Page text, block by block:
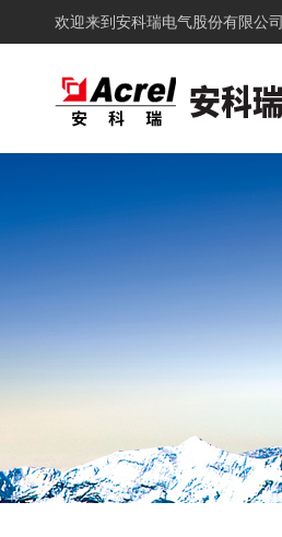
欢迎来到 安科瑞电气股份有限公司